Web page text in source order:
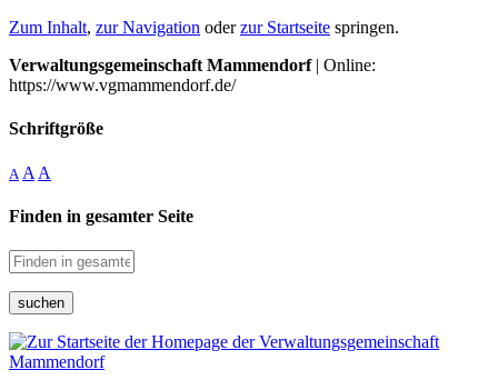
Zum Inhalt, zur Navigation oderzur Startseite springen.
Verwaltungsgemeinschaft Mammendorf| Online:
https://www.vgmammendorf.de/
Schriftgröße
A A A
Finden in gesamter Seite
suchen